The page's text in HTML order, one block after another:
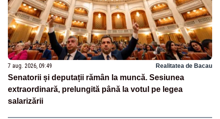
7 aug. 2026, 09:49 Realitatea de Bacau
Senatorii și deputații rămân la muncă. Sesiunea
extraordinară, prelungită până la votul pe legea
salarizării